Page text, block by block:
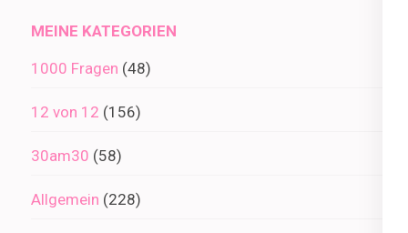
MEINE KATEGORIEN
1000 Fragen (48)
12 von 12 (156)
30am30 (58)
Allgemein (228)